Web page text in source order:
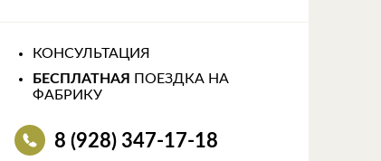
КОНСУЛЬТАЦИЯ
БЕСПЛАТНАЯ
ПОЕЗДКА НА
ФАБРИКУ
8 (928) 347-17-18